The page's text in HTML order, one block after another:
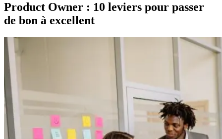
Product Owner : 10 leviers pour passer
de bon à excellent